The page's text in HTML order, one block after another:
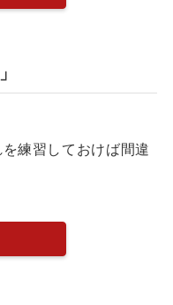
練習しておけば間違